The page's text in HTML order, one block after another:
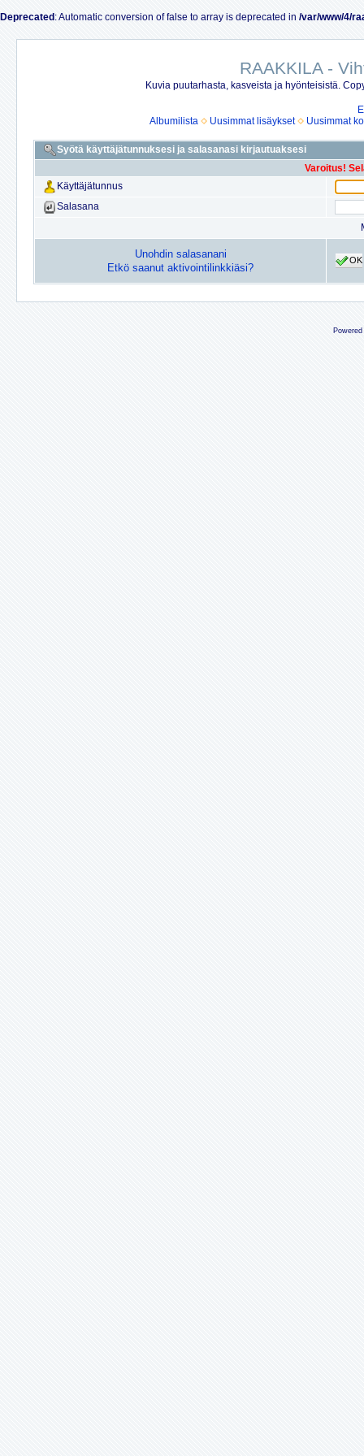
Deprecated : Automatic conversion of false to array is deprecated in /var/www/4/
RAAKKILA -
Kuvia puutarhasta, kasveista ja hyönteisistä.
Albumilista
Uusimmat lisäykset Uusimmat
Syötä käyttäjätunnuksesi ja salasanasi kirjautuaksesi
Varoitus!
Käyttäjätunnus
Salasana
Unohdin salasanani
Etkö saanut aktivointilinkkiäsi?
OK